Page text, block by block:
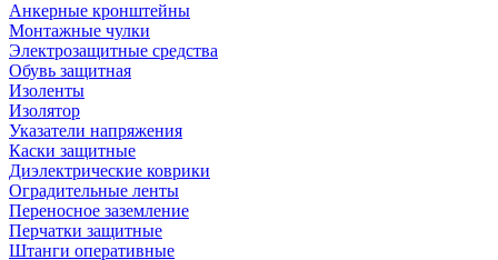
Анкерные кронштейны
Монтажные чулки
Электрозащитные средства
Обувь защитная
Изоленты
Изолятор
Указатели напряжения
Каски защитные
Диэлектрические коврики
Оградительные ленты
Переносное заземление
Перчатки защитные
Штанги оперативные